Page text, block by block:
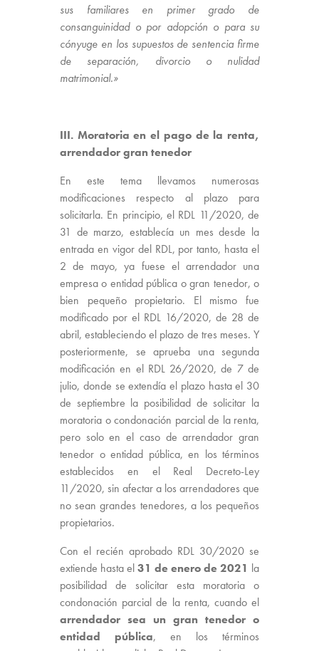
sus familiares en primer grado de
consanguinidad o por adopción o para su
cónyuge en los supuestos de sentencia firme
de separación, divorcio o nulidad
matrimonial.»
III. Moratoria en el pago de la renta,
arrendador gran tenedor
En este tema llevamos numerosas
modificaciones respecto al plazo para
solicitarla. En principio, el RDL 11/2020, de
31 de marzo, establecía un mes desde la
entrada en vigor del RDL, por tanto, hasta el
2 de mayo, ya fuese el arrendador una
empresa o entidad pública o gran tenedor, o
bien pequeño propietario. El mismo fue
modificado por el RDL 16/2020, de 28 de
abril, estableciendo el plazo de tres meses. Y
posteriormente, se aprueba una segunda
modificación en el RDL 26/2020, de 7 de
julio, donde se extendía el plazo hasta el 30
de septiembre la posibilidad de solicitar la
moratoria o condonación parcial de la renta,
pero solo en el caso de arrendador gran
tenedor o entidad pública, en los términos
establecidos en el Real Decreto-Ley
11/2020, sin afectar a los arrendadores que
no sean grandes tenedores, a los pequeños
propietarios.
Con el recién aprobado RDL 30/2020 se
extiende hasta el31 de enero de 2021 la
posibilidad de solicitar esta moratoria o
condonación parcial de la renta, cuando el
arrendador sea un gran tenedor o
entidad pública, en los términos